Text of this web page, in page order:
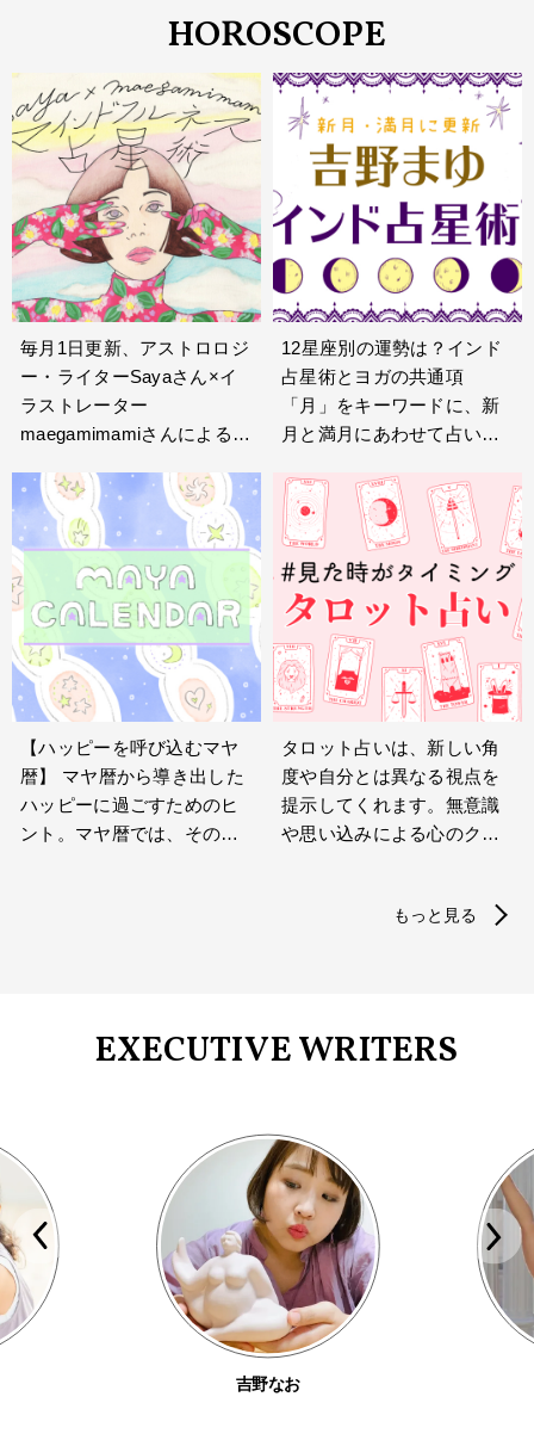
HOROSCOPE
毎月1日更新、アストロロジ
ー・ライターSayaさん×イ
ラストレーター
maegamimamiさんによる月
ルネス占星術」。星のよう
すを知ることで過去や未来
の不安や心配に心捉われ
ず、今起きていることを冷
静に見つめられる「マイン
ドフルネスな占い」。
12星座別の運勢は？インド
占星術とヨガの共通項
「月」をキーワードに、新
月と満月にあわせて占いを
日本版で大人気の公式キャ
ラクターニャンティが、12
星座に扮して皆さんの運勢
をお届けします♡
【ハッピーを呼び込むマヤ
暦】 マヤ暦から導き出した
ハッピーに過ごすためのヒ
ント。マヤ暦では、その日
にお届けします！
タロット占いは、新しい角
度や自分とは異なる視点を
提示してくれます。無意識
や思い込みによる心のクセ
な気持ちでぜひトライして
もっと見る
EXECUTIVE WRITERS
吉野なお